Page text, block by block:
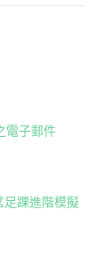
電子郵件
足踝進階模擬